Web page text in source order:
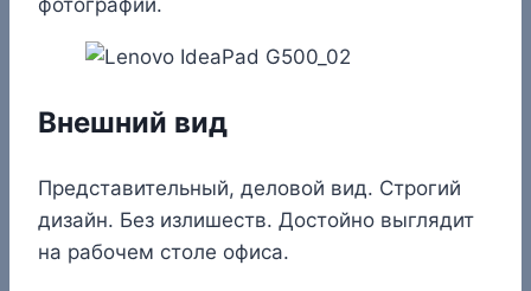
Внешний вид
Представительный, деловой вид. Строгий
дизайн. Без излишеств. Достойно выглядит
на рабочем столе офиса.